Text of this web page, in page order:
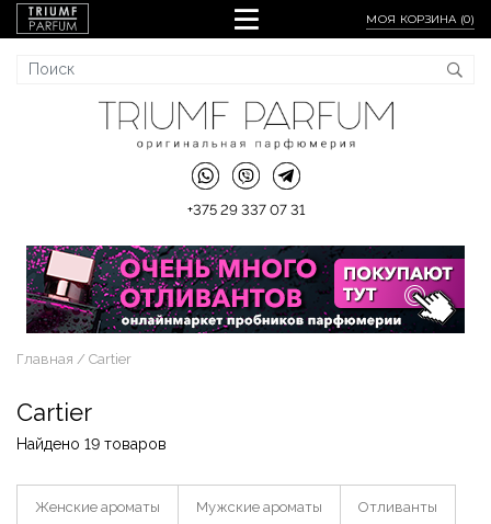
МОЯ КОРЗИНА (0)
+375 29 337 07 31
Главная Cartier
Cartier
Найдено 19 товаров
Женские ароматы Мужские ароматы Отливанты